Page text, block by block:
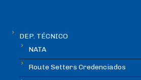
DEP. TÉCNICO
NATA
Route Setters Credenciados